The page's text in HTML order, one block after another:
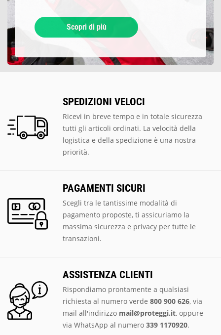
Scopri di più
SPEDIZIONI VELOCI
Ricevi in breve tempo e in totale sicurezza
tutti gli articoli ordinati. La velocità della
logistica e della spedizione è una nostra
priorità.
PAGAMENTI SICURI
Scegli tra le tantissime modalità di
pagamento proposte, ti assicuriamo la
massima sicurezza e privacy per tutte le
transazioni.
ASSISTENZA CLIENTI
Rispondiamo prontamente a qualsiasi
richiesta al numero verde 800 900 626, via
mail all'indirizzo mail@proteggi.it, oppure
via WhatsApp al numero 339 1170920.